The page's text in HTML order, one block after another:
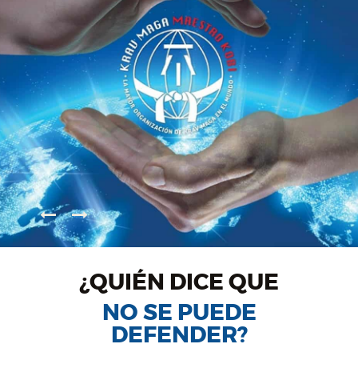
FEDERACIÓN
ACADEMIAS ESP
CONTACTO
ZONA DE
ESTUDIANTES
¿QUIÉN DICE QUE
NO SE PUEDE
DEFENDER?